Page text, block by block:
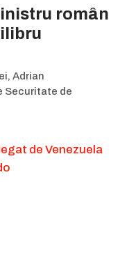
român
Adrian
Securitate de